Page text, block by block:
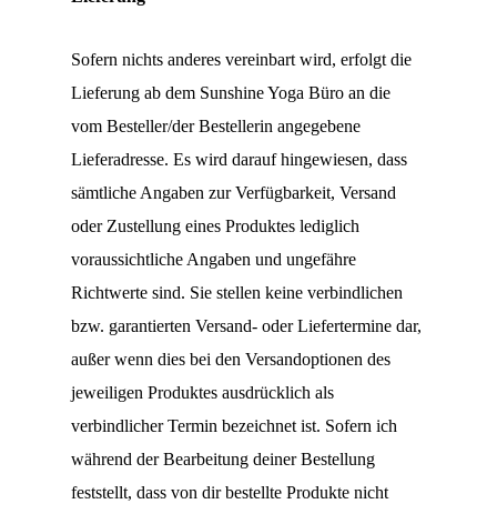
Sofern nichts anderes vereinbart wird, erfolgt die
Lieferung ab dem Sunshine Yoga Büro an die
vom Besteller/der Bestellerin angegebene
Lieferadresse. Es wird darauf hingewiesen, dass
sämtliche Angaben zur Verfügbarkeit, Versand
oder Zustellung eines Produktes lediglich
voraussichtliche Angaben und ungefähre
Richtwerte sind. Sie stellen keine verbindlichen
bzw. garantierten Versand- oder Liefertermine dar,
außer wenn dies bei den Versandoptionen des
jeweiligen Produktes ausdrücklich als
verbindlicher Termin bezeichnet ist. Sofern ich
während der Bearbeitung deiner Bestellung
feststellt, dass von dir bestellte Produkte nicht